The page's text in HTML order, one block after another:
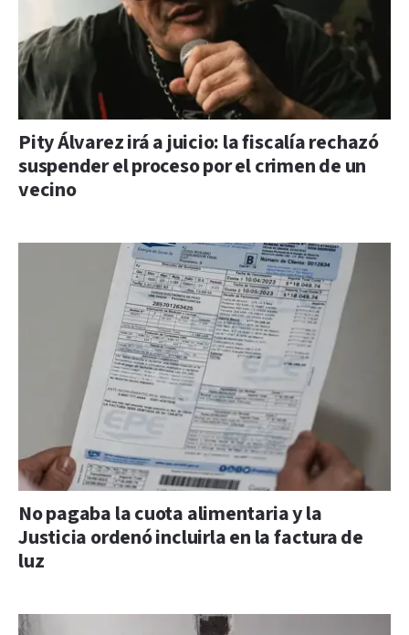
Pity Álvarez irá a juicio: la fiscalía rechazó
suspender el proceso por el crimen de un
vecino
No pagaba la cuota alimentaria y la
Justicia ordenó incluirla en la factura de
luz